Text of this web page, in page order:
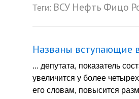
Теги: ВСУ Нефть Фицо
Названы вступающие
... депутата, показатель
увеличится у более
его словам, повысится